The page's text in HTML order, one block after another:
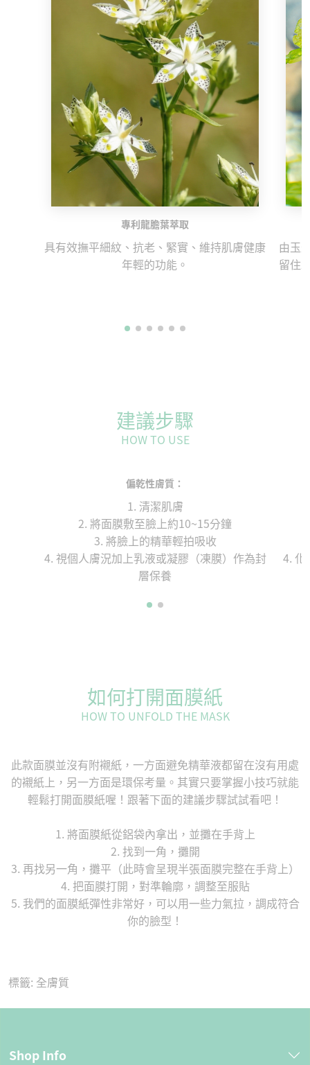
專利龍膽葉萃取
具有效撫平細紋、抗老、緊實、維持肌膚健康
年輕的功能。
由玉
留住
建議步驟
HOW TO USE
偏乾性膚質：
1. 清潔肌膚
2. 將面膜敷至臉上約10~15分鐘
3. 將臉上的精華輕拍吸收
4. 視個人膚況加上乳液或凝膠（凍膜）作為封
層保養
4.
如何打開面膜紙
HOW TO UNFOLD THE MASK
此款面膜並沒有附襯紙，一方面避免精華液都留在沒有用處
的襯紙上，另一方面是環保考量。其實只要掌握小技巧就能
輕鬆打開面膜紙喔！跟著下面的建議步驟試試看吧！
1. 將面膜紙從鋁袋內拿出，並攤在手背上
2. 找到一角，攤開
3. 再找另一角，攤平（此時會呈現半張面膜完整在手背上）
4. 把面膜打開，對準輪廓，調整至服貼
5. 我們的面膜紙彈性非常好，可以用一些力氣拉，調成符合
你的臉型！
標籤: 全膚質
Shop Info